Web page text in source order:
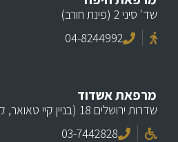
שד' סיני 2 (פינת חורב)
04-8244992
מרפאת אשדוד
שדרות ירושלים 18 (בניין קיי טאואר, קומה 5)
03-7442828